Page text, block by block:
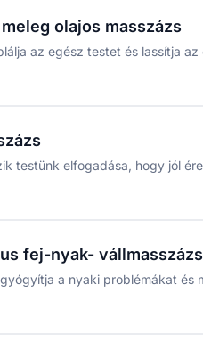
olajos masszázs
fej-nyak- vállmasszázs